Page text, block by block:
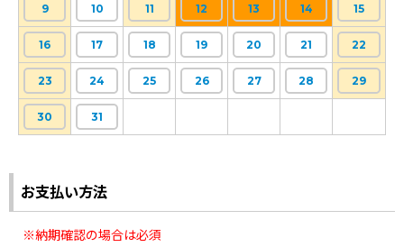
9 10 11 12 13 14 15
16 17 18 19 20 21 22
23 24 25 26 27 28 29
30 31
お支払い方法
※納期確認の場合は必須